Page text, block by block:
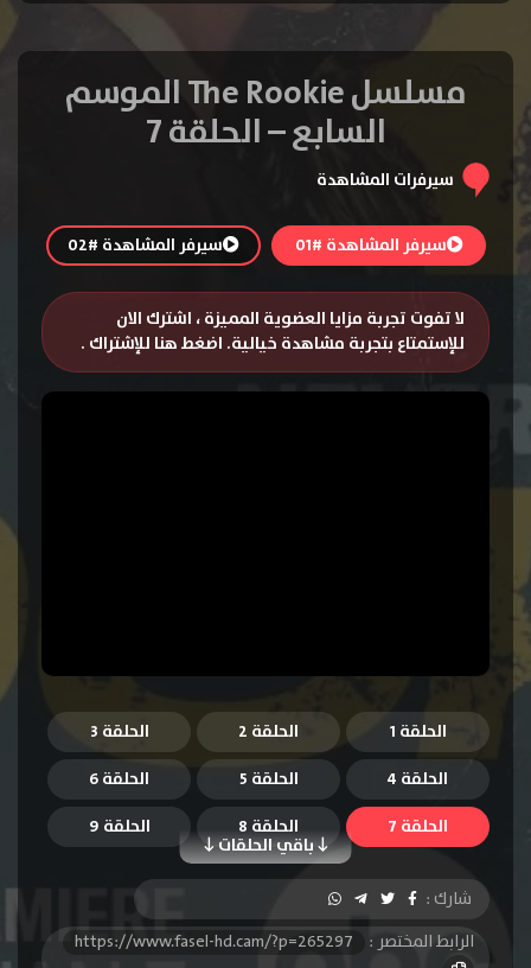
مسلسل The Rookie الموسم
السابع – الحلقة 7
سيرفرات المشاهدة
سيرفر المشاهدة #01 سيرفر المشاهدة #02
لا تفوت تجربة مزايا العضوية المميزة ، اشترك الان
للإستمتاع بتجربة مشاهدة خيالية. اضغط هنا للإشتراك .
الحلقة 1 الحلقة 2
الحلقة 3
الحلقة 4
الحلقة 5 الحلقة 6
باقي الحلقات
الحلقة 7 الحلقة 8
الحلقة 9
الحلقة 11
الحلقة 12
الحلقة 14
الحلقة 15
شارك :
الرابط المختصر :
https://www.fasel-hd.cam/?p=265297